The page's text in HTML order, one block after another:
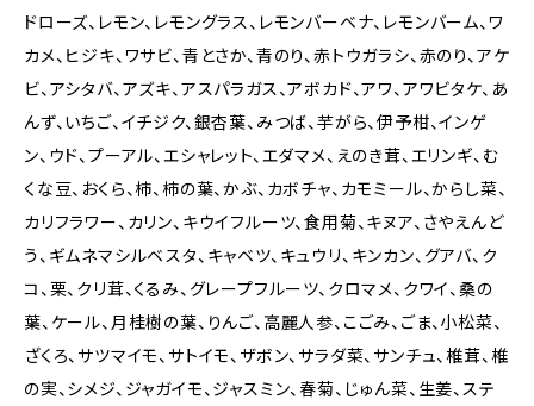
ドローズ、レモン、レモングラス、レモンバーベナ、レモンバーム、ワ
カメ、ヒジキ、ワサビ、青とさか、青のり、赤トウガラシ、赤のり、アケ
ビ、アシタバ、アズキ、アスパラガス、アボカド、アワ、アワビタケ、あ
んず、いちご、イチジク、銀杏葉、みつば、芋がら、伊予柑、インゲ
ン、ウド、プーアル、エシャレット、エダマメ、えのき茸、エリンギ、む
くな豆、おくら、柿、柿の葉、かぶ、カボチャ、カモミール、からし菜、
カリフラワー、カリン、キウイフルーツ、食用菊、キヌア、さやえんど
う、ギムネマシルベスタ、キャベツ、キュウリ、キンカン、グアバ、ク
コ、栗、クリ茸、くるみ、グレープフルーツ、クロマメ、クワイ、桑の
葉、ケール、月桂樹の葉、りんご、高麗人参、こごみ、ごま、小松菜、
ざくろ、サツマイモ、サトイモ、ザボン、サラダ菜、サンチュ、椎茸、椎
の実、シメジ、ジャガイモ、ジャスミン、春菊、じゅん菜、生姜、ステ